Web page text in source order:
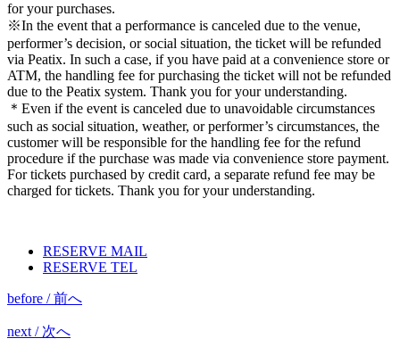
for your purchases.
※In the event that a performance is canceled due to the venue,
performer’s decision, or social situation, the ticket will be refunded
via Peatix. In such a case, if you have paid at a convenience store or
ATM, the handling fee for purchasing the ticket will not be refunded
due to the Peatix system. Thank you for your understanding.
＊ Even if the event is canceled due to unavoidable circumstances
such as social situation, weather, or performer’s circumstances, the
customer will be responsible for the handling fee for the refund
procedure if the purchase was made via convenience store payment.
For tickets purchased by credit card, a separate refund fee may be
charged for tickets. Thank you for your understanding.
RESERVE MAIL
RESERVE TEL
before / 前へ
next / 次へ